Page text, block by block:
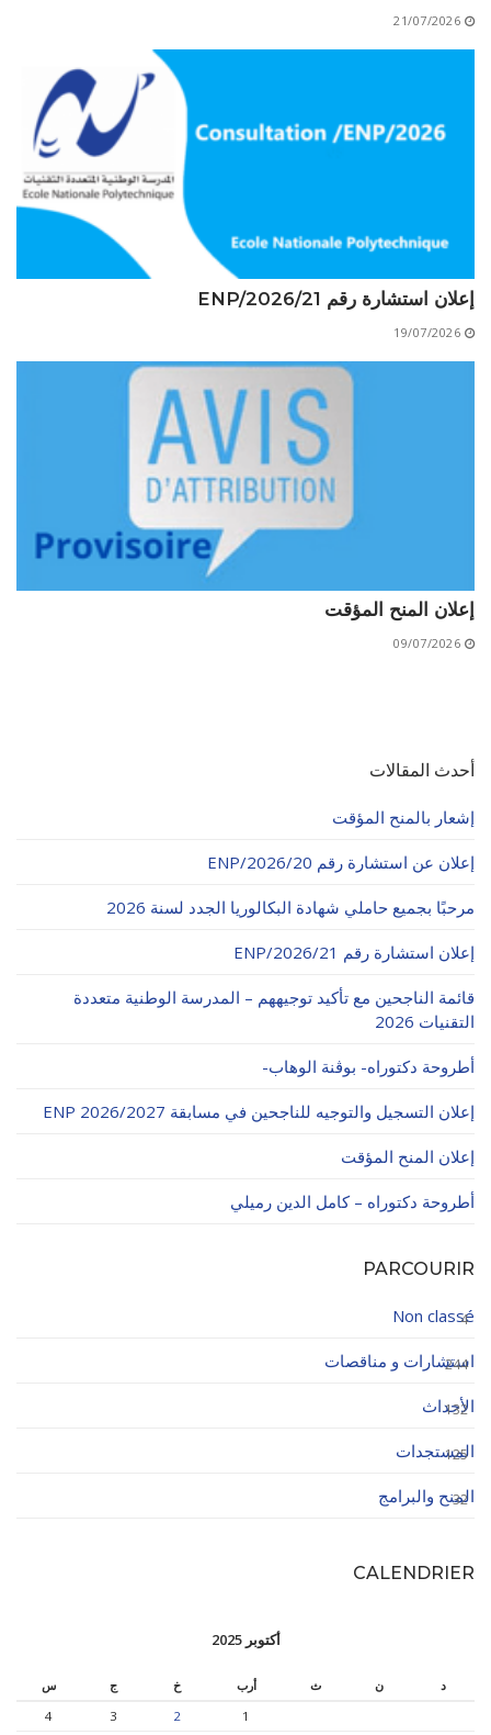
ميثاق الأداب والأخلاقيات الجامعية
21/07/2026
إعلان استشارة رقم 21/ENP/2026
19/07/2026
إعلان المنح المؤقت
09/07/2026
أحدث المقالات
إشعار بالمنح المؤقت
إعلان عن استشارة رقم 20/ENP/2026
مرحبًا بجميع حاملي شهادة البكالوريا الجدد لسنة 2026
إعلان استشارة رقم 21/ENP/2026
قائمة الناجحين مع تأكيد توجيههم – المدرسة الوطنية متعددة
التقنيات 2026
أطروحة دكتوراه- بوڨنة الوهاب-
إعلان التسجيل والتوجيه للناجحين في مسابقة ENP 2026/2027
إعلان المنح المؤقت
أطروحة دكتوراه – كامل الدين رميلي
PARCOURIR
Non classé
4
استشارات و مناقصات
244
الأحداث
132
المستجدات
125
المنح والبرامج
32
CALENDRIER
أكتوبر 2025
د ن ث أرب خ ج
س
1
2
3
4